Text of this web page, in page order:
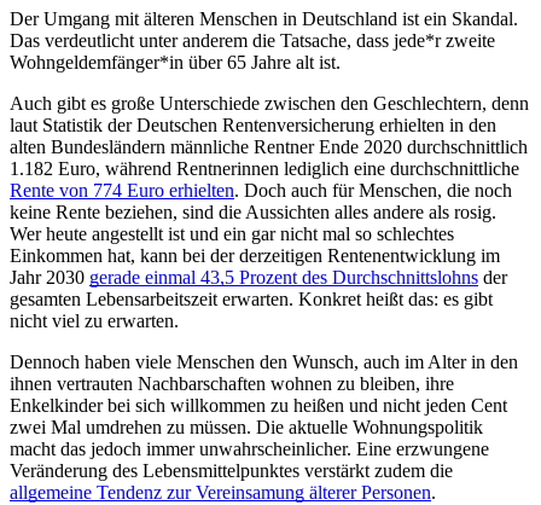
Der Umgang mit älteren Menschen in Deutschland ist ein Skandal.
Das verdeutlicht unter anderem die Tatsache, dass jede*r zweite
Wohngeldemfänger*in über 65 Jahre alt ist.
Auch gibt es große Unterschiede zwischen den Geschlechtern, denn
laut Statistik der Deutschen Rentenversicherung erhielten in den
alten Bundesländern männliche Rentner Ende 2020 durchschnittlich
1.182 Euro, während Rentnerinnen lediglich eine durchschnittliche
Rente von 774 Euro erhielten. Doch auch für Menschen, die noch
keine Rente beziehen, sind die Aussichten alles andere als rosig.
Wer heute angestellt ist und ein gar nicht mal so schlechtes
Einkommen hat, kann bei der derzeitigen Rentenentwicklung im
Jahr 2030 gerade einmal 43,5 Prozent des Durchschnittslohns der
gesamten Lebensarbeitszeit erwarten. Konkret heißt das: es gibt
nicht viel zu erwarten.
Dennoch haben viele Menschen den Wunsch, auch im Alter in den
ihnen vertrauten Nachbarschaften wohnen zu bleiben, ihre
Enkelkinder bei sich willkommen zu heißen und nicht jeden Cent
zwei Mal umdrehen zu müssen. Die aktuelle Wohnungspolitik
macht das jedoch immer unwahrscheinlicher. Eine erzwungene
Veränderung des Lebensmittelpunktes verstärkt zudem die
allgemeine Tendenz zur Vereinsamung älterer Personen.